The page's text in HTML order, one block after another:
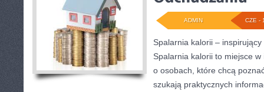
CZE -
ADMIN
Spalarnia kalorii –
Spalarnia kalorii to miejsce
o osobach, które chcą
szukają praktycznych